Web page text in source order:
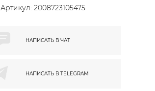
Артикул: 2008723105475
НАПИСАТЬ В ЧАТ
НАПИСАТЬ В TELEGRAM